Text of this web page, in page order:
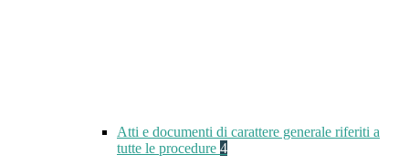
Atti e documenti di carattere generale riferiti a
tutte le procedure 4